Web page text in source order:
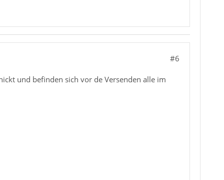
#6
und befinden sich vor de Versenden alle im